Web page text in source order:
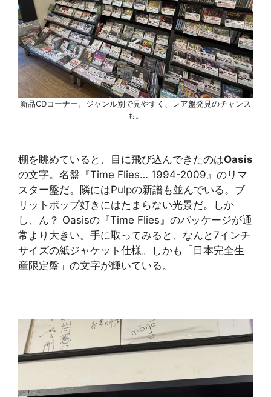
新品CDコーナー。ジャンル別で見やすく、レア盤発見のチャンス
も。
棚を眺めていると、目に飛び込んできたのはOasis
の文字。名盤『Time Flies… 1994-2009』のリマ
スター盤だ。隣にはPulpの新譜も並んでいる。ブ
リットポップ好きにはたまらない光景だ。しか
し、ん？ Oasisの『Time Flies』のパッケージが通
常より大きい。手に取ってみると、なんと7インチ
サイズの紙ジャケット仕様。しかも「日本完全生
産限定盤」の文字が輝いている。